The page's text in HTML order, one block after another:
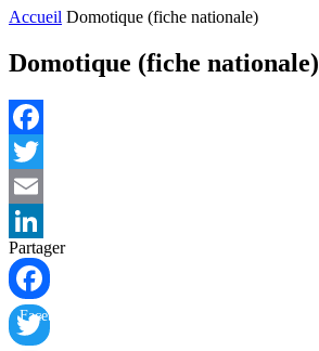
Accueil Domotique (fiche nationale)
Domotique (fiche nationale)
Facebook
Twitter
Email
LinkedIn
Partager
Facebook